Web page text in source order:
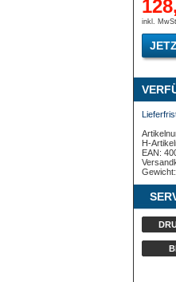
inkl.
H-
EAN:
Gewicht: